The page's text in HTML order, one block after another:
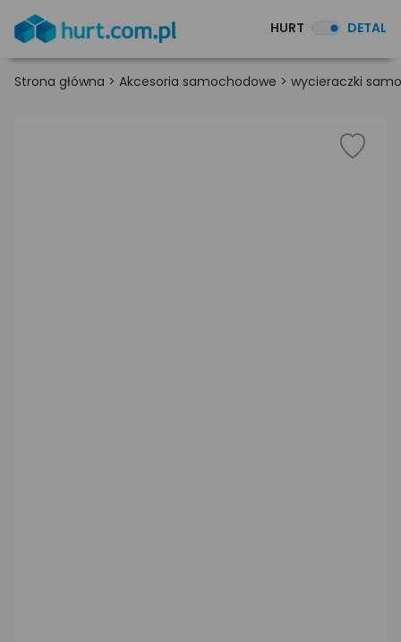
HURT DETAL
Strona główna > Akcesoria samochodowe > wycieraczki